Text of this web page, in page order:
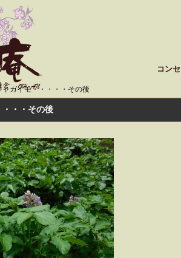
コン
ャガイモ・・・・・その後
・・・その後